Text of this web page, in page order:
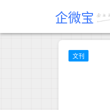
企微宝
文刊